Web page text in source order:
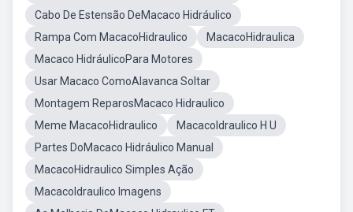
Cabo De Estensão DeMacaco Hidráulico
Rampa Com MacacoHidraulico
MacacoHidraulica
Macaco HidráulicoPara Motores
Usar Macaco ComoAlavanca Soltar
Montagem ReparosMacaco Hidraulico
Meme MacacoHidraulico
MacacoIdraulico H U
Partes DoMacaco Hidráulico Manual
MacacoHidraulico Simples Ação
MacacoIdraulico Imagens